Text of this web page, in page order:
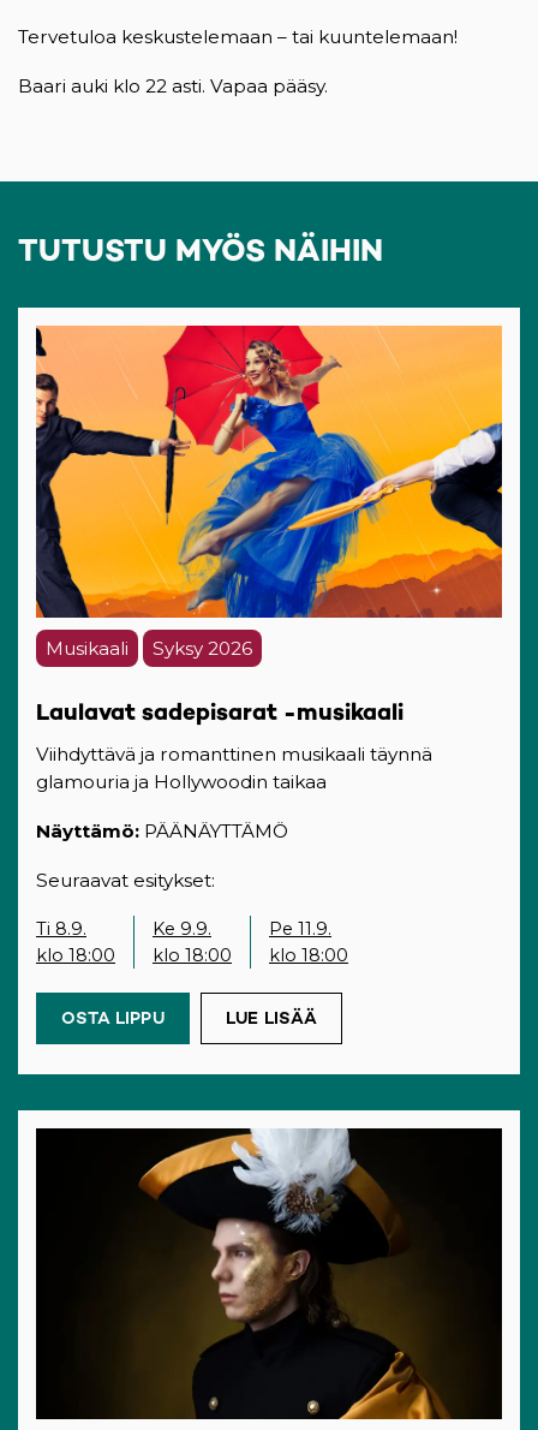
Tervetuloa keskustelemaan – tai kuuntelemaan!
Baari auki klo 22 asti. Vapaa pääsy.
TUTUSTU MYÖS NÄIHIN
Musikaali Syksy 2026
Laulavat sadepisarat -musikaali
Viihdyttävä ja romanttinen musikaali täynnä
glamouria ja Hollywoodin taikaa
Näyttämö: PÄÄNÄYTTÄMÖ
Seuraavat esitykset:
Ti 8.9.
klo 18:00
Ke 9.9.
klo 18:00
Pe 11.9.
klo 18:00
OSTA LIPPU(OPENS IN A NEW TAB)
LUE LISÄÄ